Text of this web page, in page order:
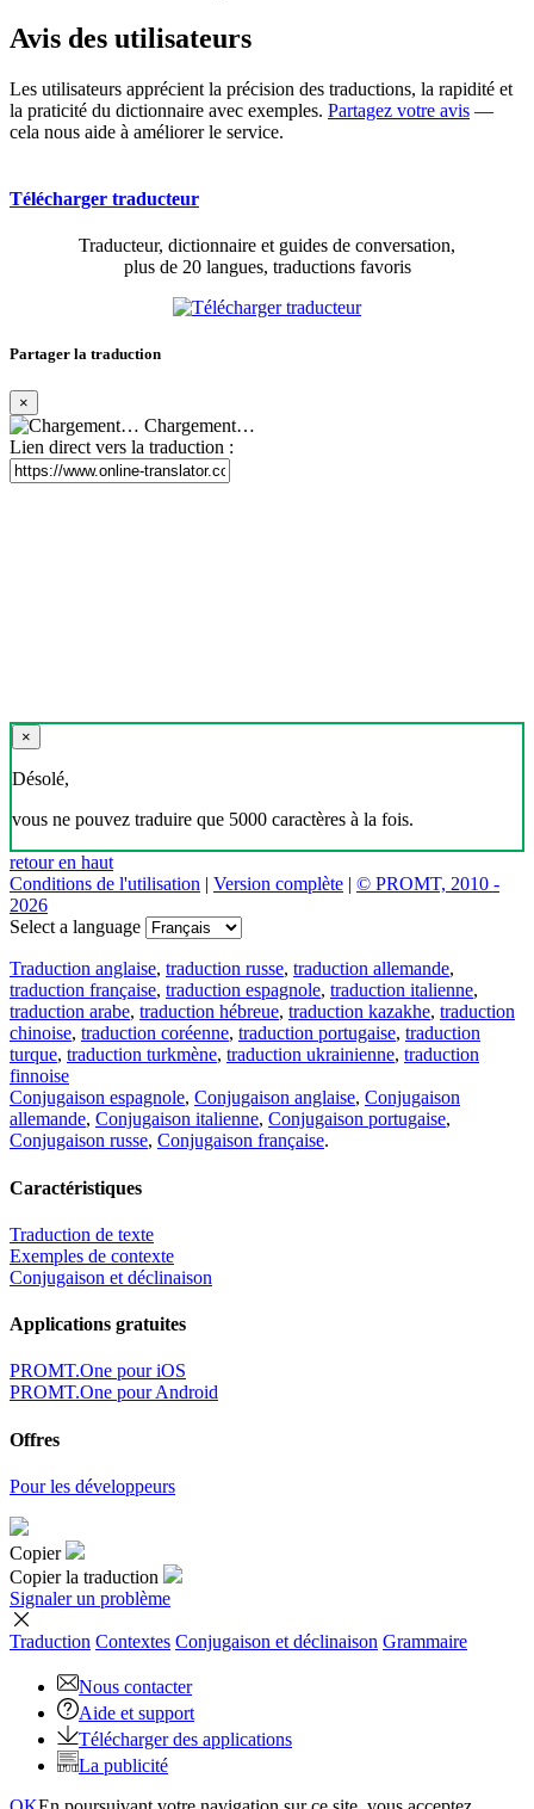
Avis des utilisateurs
Les utilisateurs apprécient la précision des traductions, la rapidité et
la praticité du dictionnaire avec exemples. Partagez votre avis —
cela nous aide à améliorer le service.
Télécharger traducteur
Traducteur, dictionnaire et guides de conversation,
plus de 20 langues, traductions favoris
Partager la traduction
×
Chargement…
Lien direct vers la traduction :
×
Désolé,
vous ne pouvez traduire que 5000 caractères à la fois.
retour en haut
Conditions de l'utilisation | Version complète | © PROMT, 2010 -
2026
Select a language
Traduction anglaise, traduction russe, traduction allemande,
traduction française, traduction espagnole, traduction italienne,
traduction arabe, traduction hébreue, traduction kazakhe, traduction
chinoise, traduction coréenne, traduction portugaise, traduction
turque, traduction turkmène, traduction ukrainienne, traduction
finnoise
Conjugaison espagnole, Conjugaison anglaise, Conjugaison
allemande, Conjugaison italienne, Conjugaison portugaise,
Conjugaison russe, Conjugaison française.
Caractéristiques
Traduction de texte
Exemples de contexte
Conjugaison et déclinaison
Applications gratuites
PROMT.One pour iOS
PROMT.One pour Android
Offres
Pour les développeurs
Copier
Copier la traduction
Signaler un problème
Traduction Contextes Conjugaison et déclinaison Grammaire
Nous contacter
Aide et support
Télécharger des applications
La publicité